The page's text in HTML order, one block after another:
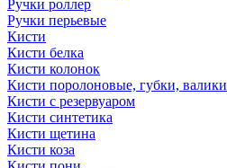
Ручки роллер
Ручки перьевые
Кисти
Кисти белка
Кисти колонок
Кисти поролоновые, губки, валики
Кисти с резервуаром
Кисти синтетика
Кисти щетина
Кисти коза